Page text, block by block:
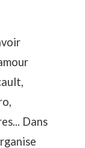
Dans